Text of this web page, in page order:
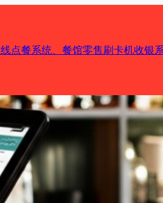
点餐系统、餐馆零售刷卡机收银